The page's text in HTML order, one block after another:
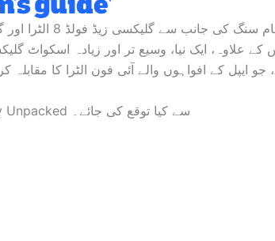
ایونٹ کے ایک حصے کے طور پر، سام سنگ کی
اس کے علاوہ، ایک نیا، وسیع تر اور زیادہ اسکواٹ
Galaxy Unpacked سے کیا توقع کی جائے۔